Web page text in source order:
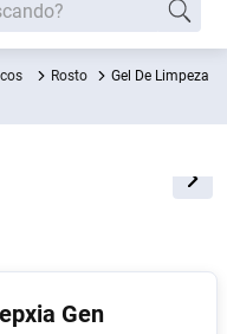
Rosto
Gel De Limpeza
Gen